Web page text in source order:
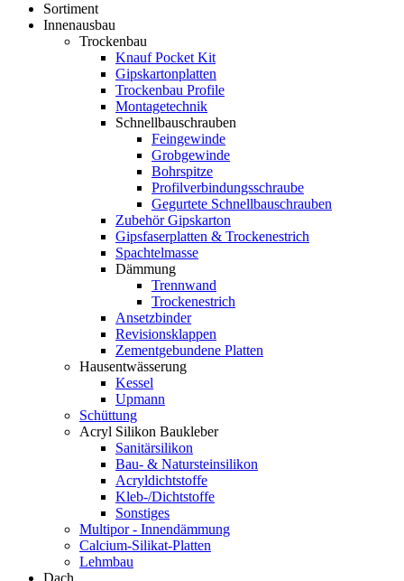
Sortiment
Innenausbau
Trockenbau
Knauf Pocket Kit
Gipskartonplatten
Trockenbau Profile
Montagetechnik
Schnellbauschrauben
Feingewinde
Grobgewinde
Bohrspitze
Profilverbindungsschraube
Gegurtete Schnellbauschrauben
Zubehör Gipskarton
Gipsfaserplatten & Trockenestrich
Spachtelmasse
Dämmung
Trennwand
Trockenestrich
Ansetzbinder
Revisionsklappen
Zementgebundene Platten
Hausentwässerung
Kessel
Upmann
Schüttung
Acryl Silikon Baukleber
Sanitärsilikon
Bau- & Natursteinsilikon
Acryldichtstoffe
Kleb-/Dichtstoffe
Sonstiges
Multipor - Innendämmung
Calcium-Silikat-Platten
Lehmbau
Dach